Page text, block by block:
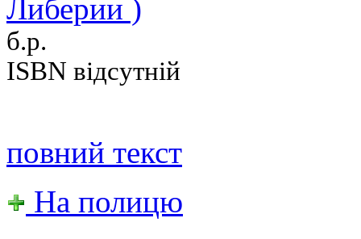
Либерии )
б.р.
ISBN відсутній
повний текст
На полицю